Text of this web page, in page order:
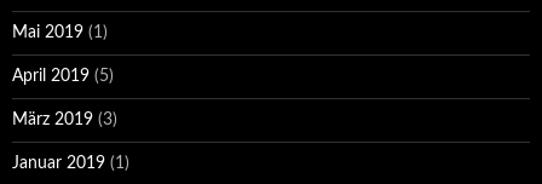
Mai 2019 (1)
April 2019 (5)
März 2019 (3)
Januar 2019 (1)